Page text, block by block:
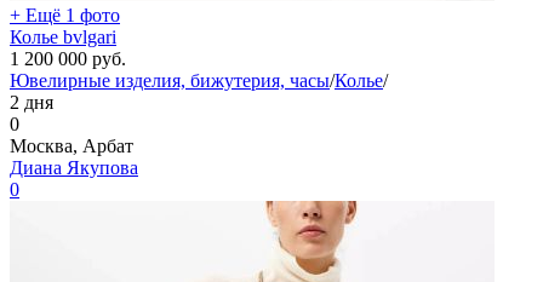
+ Ещё 1 фото
Колье bvlgari
1 200 000 руб.
Ювелирные изделия, бижутерия, часы/Колье/
2 дня
0
Москва, Арбат
Диана Якупова
0